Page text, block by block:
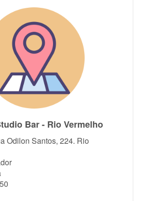
Bar - Rio Vermelho
Odilon Santos, 224. Rio